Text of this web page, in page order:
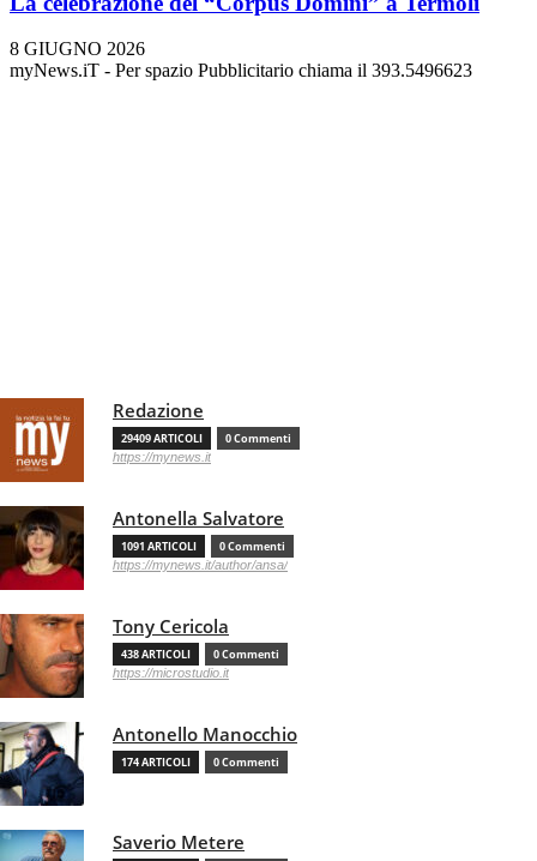
8 GIUGNO 2026
myNews.iT - Per spazio Pubblicitario chiama il 393.5496623
Redazione
29409 ARTICOLI 0 Commenti
https://mynews.it
Antonella Salvatore
1091 ARTICOLI 0 Commenti
https://mynews.it/author/ansa/
Tony Cericola
438 ARTICOLI 0 Commenti
https://microstudio.it
Antonello Manocchio
174 ARTICOLI 0 Commenti
Saverio Metere